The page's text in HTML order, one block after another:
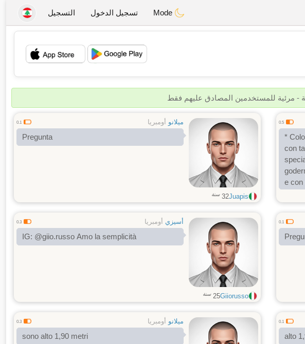
تسجيل الدخول التسجيل
💖
💕
- مرئية للمستخدمين المصادق عليهم فقط
0.5
*
con
e con
ميلانو أومبريا 0.1
Pregunta
Juapis
32 سنة
0.1 أسيزي أومبريا 0.3
IG: @giio.russo Amo la semplicità
Giiorusso
25 سنة
0.1
alto
ميلانو أومبريا 0.3
sono alto 1,90 metri